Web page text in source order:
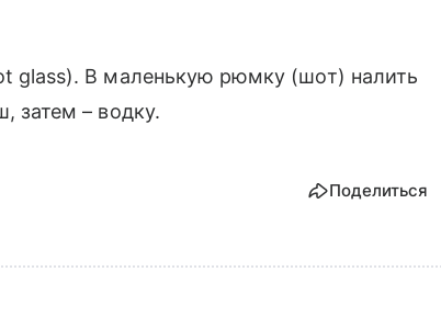
glass). В маленькую рюмку (шот) налить
затем – водку.
Поделиться